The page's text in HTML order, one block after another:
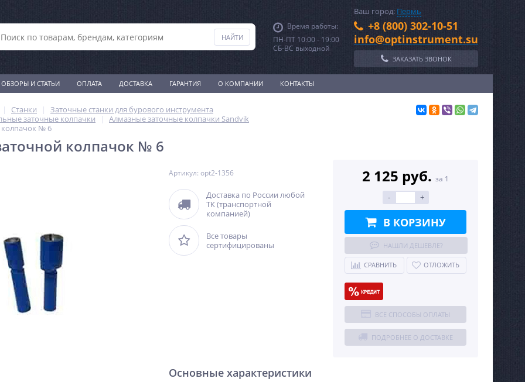
Время работы:
ПН-ПТ 10:00 - 19:00
СБ-ВС выходной
Ваш город: Пермь
+8 (800) 302-10-51
info@optinstrument.su
ЗАКАЗАТЬ ЗВОНОК
ОБЗОРЫ И СТАТЬИ ОПЛАТА ДОСТАВКА ГАРАНТИЯ О КОМПАНИИ КОНТАКТЫ
Станки
Заточные станки для бурового инструмента
заточные колпачки
Алмазные заточные колпачки Sandvik
№ 6
колпачок № 6
Артикул: opt2-1356
Доставка по России любой
ТК (транспортной
компанией)
Все товары
сертифицированы
2 125 руб. за 1
- +
В КОРЗИНУ
НАШЛИ ДЕШЕВЛЕ?
СРАВНИТЬ ОТЛОЖИТЬ
ВСЕ СПОСОБЫ ОПЛАТЫ
ПОДРОБНЕЕ О ДОСТАВКЕ
Основные характеристики